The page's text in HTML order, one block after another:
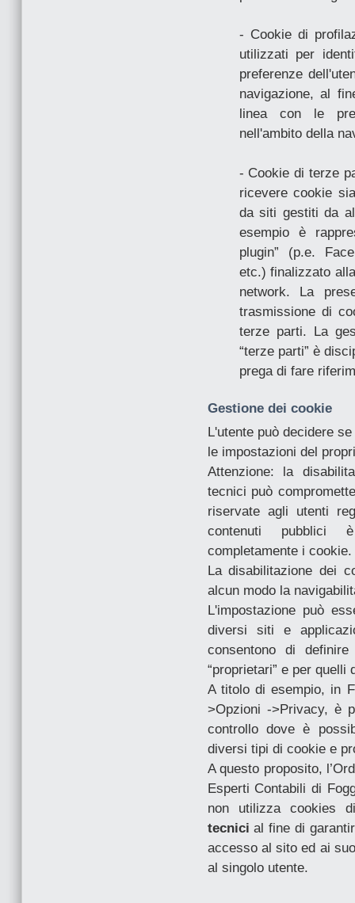
- Cookie di
utilizzati per
preferenze
navigazione, al
linea con le
nell'ambito della
- Cookie di terze
ricevere cookie
da siti gestiti da
esempio è
plugin” (p.e.
etc.) finalizzato
network. La
trasmissione di
terze parti. La
“terze parti” è
prega di fare
Gestione dei cookie
L'utente può decidere
le impostazioni del
Attenzione: la
tecnici può
riservate agli utenti
contenuti pubblici
completamente i cookie.
La disabilitazione dei
alcun modo la
L'impostazione può
diversi siti e
consentono di
“proprietari” e per quelli
A titolo di esempio, in
>Opzioni ->Privacy, è
controllo dove è
diversi tipi di cookie e
A questo proposito,
Esperti Contabili di
non utilizza cookies
tecnici al fine di
accesso al sito ed ai
al singolo utente.